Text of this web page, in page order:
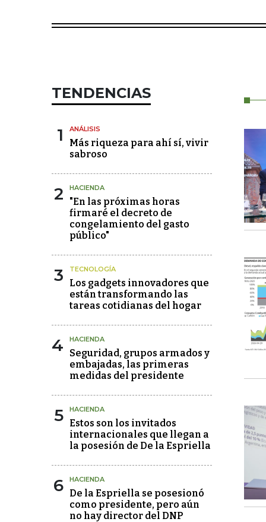
TENDENCIAS
1 ANÁLISIS
Más riqueza para ahí sí, vivir
sabroso
2 HACIENDA
"En las próximas horas
firmaré el decreto de
congelamiento del gasto
público"
3 TECNOLOGÍA
Los gadgets innovadores que
están transformando las
tareas cotidianas del hogar
4 HACIENDA
Seguridad, grupos armados y
embajadas, las primeras
medidas del presidente
5 HACIENDA
Estos son los invitados
internacionales que llegan a
la posesión de De la Espriella
6 HACIENDA
De la Espriella se posesionó
como presidente, pero aún
no hay director del DNP